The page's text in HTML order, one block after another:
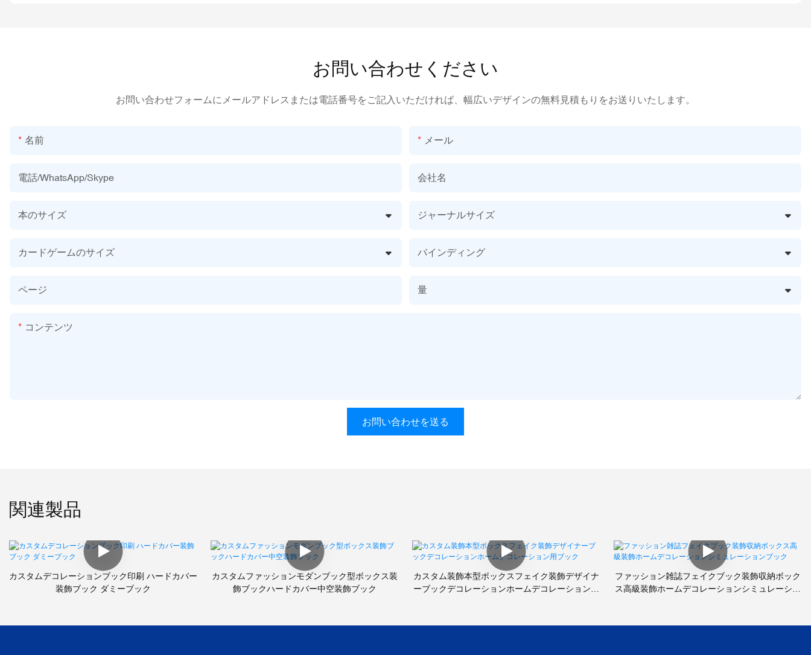
お問い合わせください
お問い合わせフォームにメールアドレスまたは電話番号をご記入いただければ、幅広いデザインの無料見積もりをお送りいたします。
名前 メール
電話/WhatsApp/Skype 会社名
本のサイズ ジャーナルサイズ
カードゲームのサイズ バインディング
ページ 量
コンテンツ
お問い合わせを送る
関連製品
カスタムデコレーションブック印刷 ハードカバー
装飾ブック ダミーブック
カスタムファッションモダンブック型ボックス装
飾ブックハードカバー中空装飾ブック
カスタム装飾本型ボックスフェイク装飾デザイナ
ーブックデコレーションホームデコレーション用
ファッション雑誌フェイクブック装飾収納ボック
ス高級装飾ホームデコレーションシミュレーショ